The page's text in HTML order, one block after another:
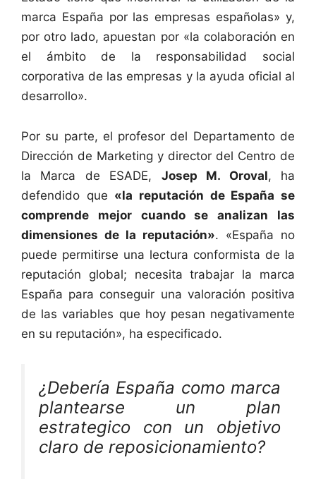
marca España por las empresas españolas» y,
por otro lado, apuestan por «la colaboración en
el ámbito de la responsabilidad social
corporativa de las empresas y la ayuda oficial al
desarrollo».
Por su parte, el profesor del Departamento de
Dirección de Marketing y director del Centro de
la Marca de ESADE, Josep M. Oroval, ha
defendido que «la reputación de España se
comprende mejor cuando se analizan las
dimensiones de la reputación». «España no
puede permitirse una lectura conformista de la
reputación global; necesita trabajar la marca
España para conseguir una valoración positiva
de las variables que hoy pesan negativamente
en su reputación», ha especificado.
¿Debería España como marca
plantearse un plan
estrategico con un objetivo
claro de reposicionamiento?